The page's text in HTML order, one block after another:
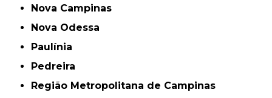
Nova Campinas
Nova Odessa
Paulínia
Pedreira
Região Metropolitana de Campinas